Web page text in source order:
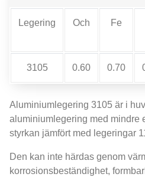
Legering Och Fe
3105 0.60 0.70
Aluminiumlegering 3105 är i
aluminiumlegering med mindre
styrkan jämfört med legeringar
Den kan inte härdas genom
korrosionsbeständighet,